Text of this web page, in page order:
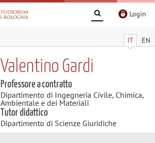
Login
IT EN
Valentino Gardi
Professore a contratto
Dipartimento di Ingegneria Civile, Chimica,
Ambientale e dei Materiali
Tutor didattico
Dipartimento di Scienze Giuridiche